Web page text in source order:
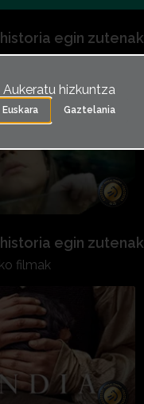
egin zutenak
filmak
egin zutenak
filmak
Aukeratu hizkuntza
Euskara Gaztelania